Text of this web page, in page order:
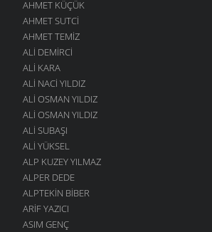
AHMET KÜÇÜK
AHMET SUTCI
AHMET TEMIZ
ALI DEMIRCI
ALI KARA
ALI NACI YILDIZ
ALI OSMAN YILDIZ
ALI OSMAN YILDIZ
ALI SUBAŞI
ALI YÜKSEL
ALP KUZEY YILMAZ
ALPER DEDE
ALPTEKIN BIBER
ARIF YAZICI
ASIM GENÇ